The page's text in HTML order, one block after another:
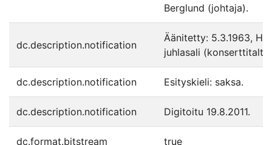
Berglund (johtaja).
dc.description.notification
Äänitetty: 5.3.1963,
juhlasali
dc.description.notification Esityskieli: saksa.
dc.description.notification Digitoitu 19.8.2011.
dc.format.bitstream true